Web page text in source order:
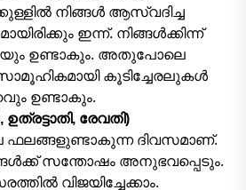
നിങ്ങൾ ആസ്വദിച്ച
ഇന്ന്. നിങ്ങൾക്കിന്ന്
ഉണ്ടാകും. അതുപോലെ
കൂടിച്ചേരലുകൾ
ഉണ്ടാകും.
രേവതി)
ദിവസമാണ്.
സന്തോഷം അനുഭവപ്പെടും.
വിജയിച്ചേക്കാം.